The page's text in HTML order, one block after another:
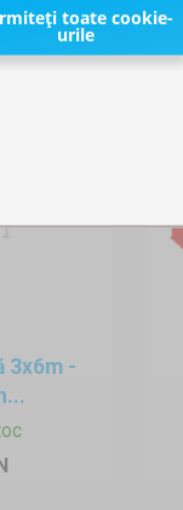
3x6m -
toate cookie-
urile